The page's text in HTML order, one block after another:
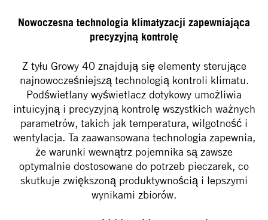
Nowoczesna technologia klimatyzacji zapewniająca
precyzyjną kontrolę
Z tyłu Growy 40 znajdują się elementy sterujące
najnowocześniejszą technologią kontroli klimatu.
Podświetlany wyświetlacz dotykowy umożliwia
intuicyjną i precyzyjną kontrolę wszystkich ważnych
parametrów, takich jak temperatura, wilgotność i
wentylacja. Ta zaawansowana technologia zapewnia,
że ​​warunki wewnątrz pojemnika są zawsze
optymalnie dostosowane do potrzeb pieczarek, co
skutkuje zwiększoną produktywnością i lepszymi
wynikami zbiorów.